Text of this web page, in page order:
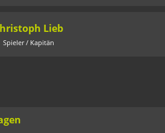
Lieb
Spieler / Kapitän